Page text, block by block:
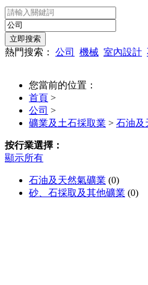
熱門搜索： 公司 機械 室內設計
您當前的位置：
首頁 >
公司 >
礦業及土石採取業 > 石油及
按行業選擇：
顯示所有
石油及天然氣礦業 (0)
砂、石採取及其他礦業 (0)